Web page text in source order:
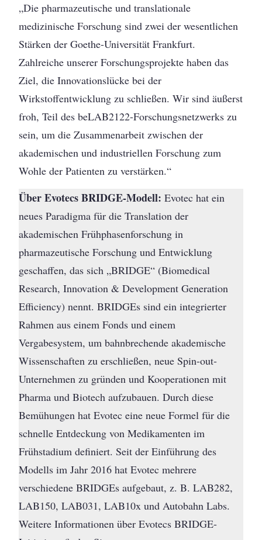
„Die pharmazeutische und translationale
medizinische Forschung sind zwei der wesentlichen
Stärken der Goethe-Universität Frankfurt.
Zahlreiche unserer Forschungsprojekte haben das
Ziel, die Innovationslücke bei der
Wirkstoffentwicklung zu schließen. Wir sind äußerst
froh, Teil des beLAB2122-Forschungsnetzwerks zu
sein, um die Zusammenarbeit zwischen der
akademischen und industriellen Forschung zum
Wohle der Patienten zu verstärken.“
Über Evotecs BRIDGE-Modell:Evotec hat ein
neues Paradigma für die Translation der
akademischen Frühphasenforschung in
pharmazeutische Forschung und Entwicklung
geschaffen, das sich „BRIDGE“ (Biomedical
Research, Innovation & Development Generation
Efficiency) nennt. BRIDGEs sind ein integrierter
Rahmen aus einem Fonds und einem
Vergabesystem, um bahnbrechende akademische
Wissenschaften zu erschließen, neue Spin-out-
Unternehmen zu gründen und Kooperationen mit
Pharma und Biotech aufzubauen. Durch diese
Bemühungen hat Evotec eine neue Formel für die
schnelle Entdeckung von Medikamenten im
Frühstadium definiert. Seit der Einführung des
Modells im Jahr 2016 hat Evotec mehrere
verschiedene BRIDGEs aufgebaut, z. B. LAB282,
LAB150, LAB031, LAB10x und Autobahn Labs.
Weitere Informationen über Evotecs BRIDGE-